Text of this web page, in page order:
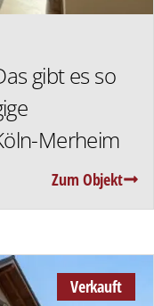
gibt es so
Merheim
Zum Objekt
Verkauft